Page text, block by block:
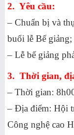
2. Yêu cầu:
– Chuẩn bị và
buổi lễ Bế giảng;
– Lễ bế giảng
3. Thời gian,
– Thời gian:
– Địa điểm: Hội
Công nghệ cao